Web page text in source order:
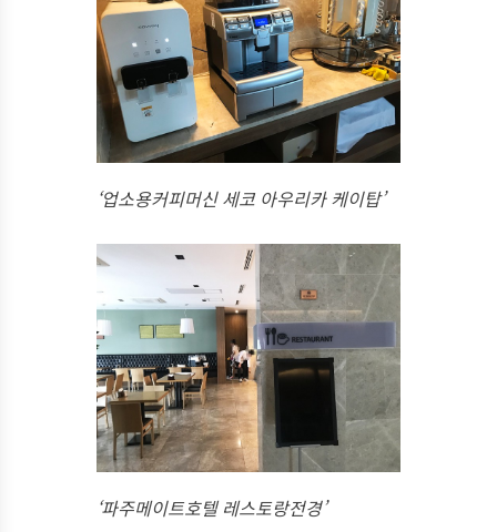
‘업소용커피머신 세코 아우리카 케이탑’
‘파주메이트호텔 레스토랑전경’